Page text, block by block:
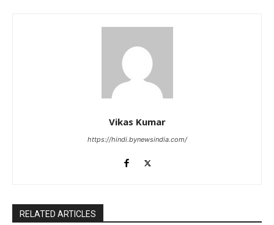
Vikas Kumar
https://hindi.bynewsindia.com/
RELATED ARTICLES